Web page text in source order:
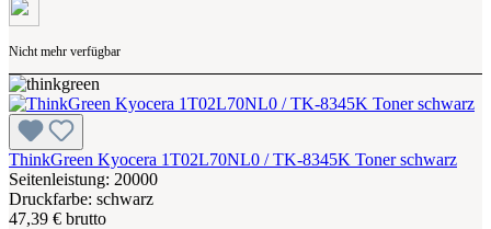
Nicht mehr verfügbar
ThinkGreen Kyocera 1T02L70NL0 / TK-8345K Toner schwarz
Seitenleistung: 20000
Druckfarbe: schwarz
47,39 € brutto